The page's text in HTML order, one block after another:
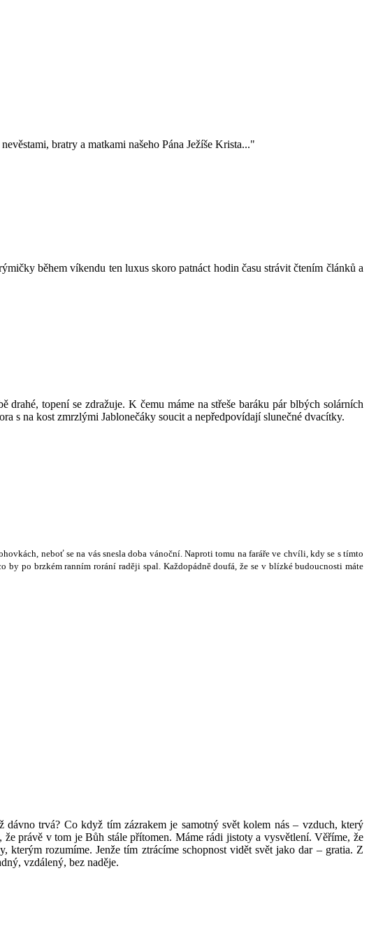
bratry a matkami našeho Pána Ježíše Krista..."
během víkendu ten luxus skoro patnáct hodin času strávit čtením článků a
topení se zdražuje. K čemu máme na střeše baráku pár blbých solárních
s na kost zmrzlými Jablonečáky soucit a nepředpovídají slunečné dvacítky.
neboť se na vás snesla doba vánoční. Naproti tomu na faráře ve chvíli, kdy se s tímto
by po brzkém ranním rorání raději spal. Každopádnědoufá,že se v blízké budoucnosti máte
dávno trvá? Co když tím zázrakem je samotný svět kolem nás – vzduch, který
právě v tom je Bůh stále přítomen. Máme rádi jistoty a vysvětlení. Věříme, že
kterým rozumíme. Jenže tím ztrácíme schopnost vidět svět jako dar – gratia. Z
vzdálený, bez naděje.